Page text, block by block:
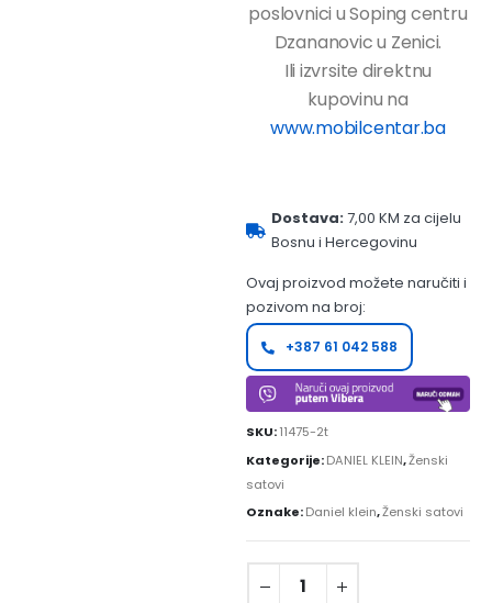
poslovnici u Soping centru
Dzananovic u Zenici.
Ili izvrsite direktnu
kupovinu na
www.mobilcentar.ba
Dostava:7,00 KM za cijelu
Bosnu i Hercegovinu
Ovaj proizvod možete naručiti i
pozivom na broj:
+387 61 042 588
SKU:11475-2t
Kategorije:DANIEL KLEIN,Ženski
satovi
Oznake:Daniel klein,Ženski satovi